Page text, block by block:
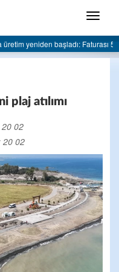
Menü
İlçe Başkanlığı’ndan
plaj atılımı
20 02
20 02